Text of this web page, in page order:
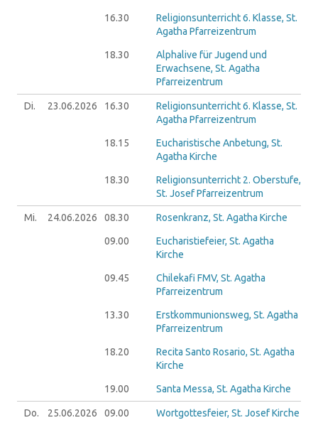
16.30
Religionsunterricht 6. Klasse, St.
Agatha Pfarreizentrum
18.30
Alphalive für Jugend und
Erwachsene, St. Agatha
Pfarreizentrum
Di. 23.06.2026 16.30
Religionsunterricht 6. Klasse, St.
Agatha Pfarreizentrum
18.15
Eucharistische Anbetung, St.
Agatha Kirche
18.30
Religionsunterricht 2. Oberstufe,
St. Josef Pfarreizentrum
Mi. 24.06.2026 08.30 Rosenkranz, St. Agatha Kirche
09.00
Eucharistiefeier, St. Agatha
Kirche
09.45
Chilekafi FMV, St. Agatha
Pfarreizentrum
13.30
Erstkommunionsweg, St. Agatha
Pfarreizentrum
18.20
Recita Santo Rosario, St. Agatha
Kirche
19.00 Santa Messa, St. Agatha Kirche
Do. 25.06.2026 09.00 Wortgottesfeier, St. Josef Kirche